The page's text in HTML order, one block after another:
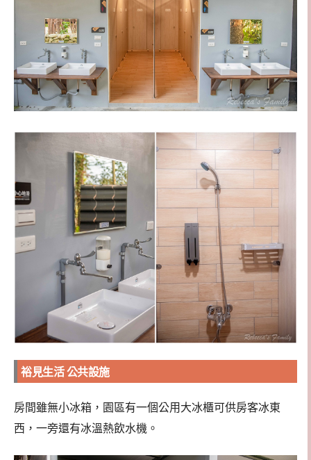
裕見生活 公共設施
房間雖無小冰箱，園區有一個公用大冰櫃可供房客冰東
西，一旁還有冰溫熱飲水機。